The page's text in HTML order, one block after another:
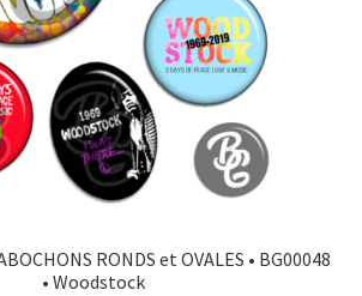
RONDS et OVALES • BG00048
• Woodstock